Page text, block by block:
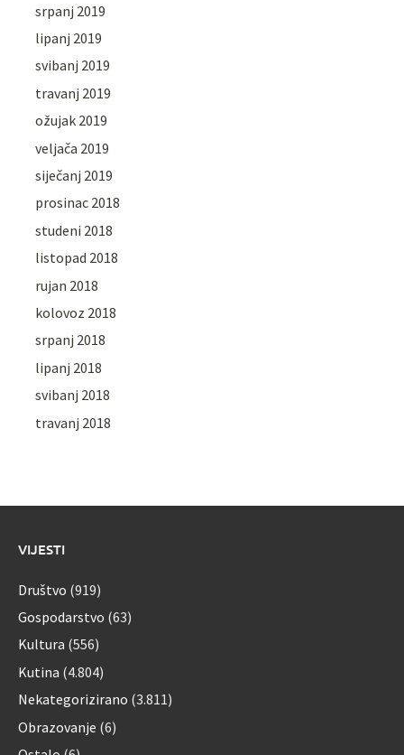
srpanj 2019
lipanj 2019
svibanj 2019
travanj 2019
ožujak 2019
veljača 2019
siječanj 2019
prosinac 2018
studeni 2018
listopad 2018
rujan 2018
kolovoz 2018
srpanj 2018
lipanj 2018
svibanj 2018
travanj 2018
VIJESTI
Društvo (919)
Gospodarstvo (63)
Kultura (556)
Kutina (4.804)
Nekategorizirano (3.811)
Obrazovanje (6)